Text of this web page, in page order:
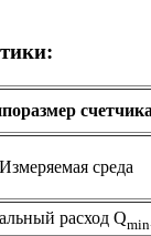
Измеряемая среда
расход Qmin